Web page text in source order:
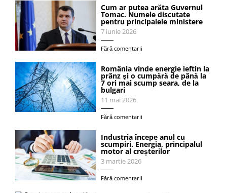
Cum ar putea arăta Guvernul
Tomac. Numele discutate
pentru principalele ministere
7 iunie 2026
Fără comentarii
România vinde energie ieftin la
prânz şi o cumpără de până la
7 ori mai scump seara, de la
bulgari
11 mai 2026
Fără comentarii
Industria începe anul cu
scumpiri. Energia, principalul
motor al creșterilor
3 martie 2026
Fără comentarii